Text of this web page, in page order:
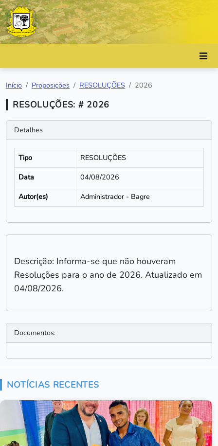
Início Proposições RESOLUÇÕES 2026
RESOLUÇÕES: # 2026
Detalhes
Tipo
RESOLUÇÕES
Data
04/08/2026
Autor(es)
Administrador - Bagre
Descrição: Informa-se que não houveram
Resoluções para o ano de 2026. Atualizado em
04/08/2026.
Documentos:
NOTÍCIAS RECENTES